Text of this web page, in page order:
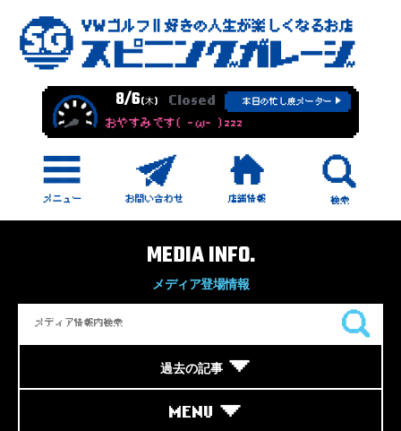
8/6(木) Closed 本日の忙し度メーター
おやすみです( -ω- )zzz
MEDIA INFO.
メディア登場情報
過去の記事
MENU